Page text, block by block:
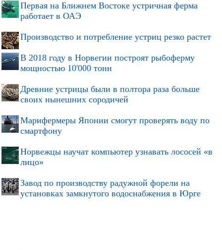
Первая на Ближнем Востоке устричная ферма
работает в ОАЭ
Производство и потребление устриц резко растет
В 2018 году в Норвегии построят рыбоферму
мощностью 10'000 тонн
Древние устрицы были в полтора раза больше
своих нынешних сородичей
Марифермеры Японии смогут проверять воду по
смартфону
Норвежцы научат компьютер узнавать лососей «в
лицо»
Завод по производству радужной форели на
установках замкнутого водоснабжения в Юрге